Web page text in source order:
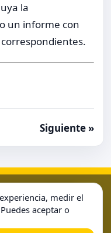
la
un informe con
Siguiente »
Sample Page
medir el
aceptar o